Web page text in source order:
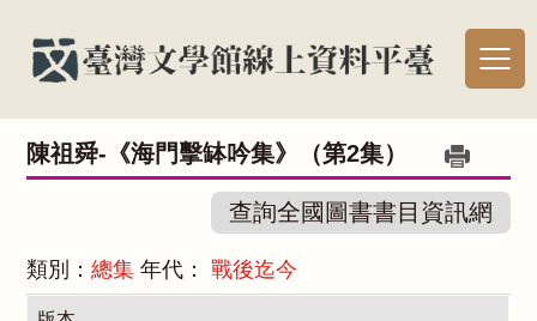
陳祖舜-《海門擊缽吟集》（第2集）
查詢全國圖書書目資訊網
類別：總集年代：戰後迄今